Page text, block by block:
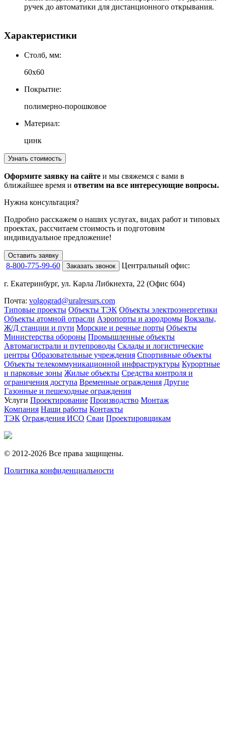
ручек до автоматики для дистанционного открывания.
Характеристики
Столб, мм:
60х60
Покрытие:
полимерно-порошковое
Материал:
цинк
Узнать стоимость
Оформите заявку на сайте и мы свяжемся с вами в
ближайшее время и ответим на все интересующие вопросы.
Нужна консультация?
Подробно расскажем о наших услугах, видах работ и типовых
проектах, рассчитаем стоимость и подготовим
индивидуальное предложение!
Оставить заявку
8-800-775-99-60 Заказать звонок Центральный офис:
г. Екатеринбург, ул. Карла Либкнехта, 22 (Офис 604)
Почта: volgograd@uralresurs.com
Типовые проекты Объекты ТЭК Объекты электроэнергетики
Объекты атомной отрасли Аэропорты и аэродромы Вокзалы,
Ж/Д станции и пути Морские и речные порты Объекты
Министерства обороны Промышленные объекты
Автомагистрали и путепроводы Склады и логистические
центры Образовательные учреждения Спортивные объекты
Объекты телекоммуникационной инфраструктуры Курортные
и парковые зоны Жилые объекты Средства контроля и
ограничения доступа Временные ограждения Другие
Газонные и пешеходные ограждения
Услуги Проектирование Производство Монтаж
Компания Наши работы Контакты
ТЭК Ограждения ИСО Сваи Проектировщикам
© 2012-2026 Все права защищены.
Политика конфиденциальности